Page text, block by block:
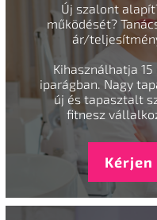
Új szalont
működését?
ár/
Kihasználhatja
iparágban. Nagy
új és tapasztalt
fitnesz